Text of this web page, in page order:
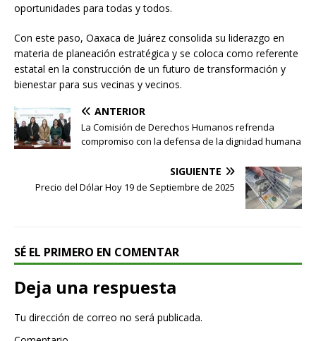
oportunidades para todas y todos.
Con este paso, Oaxaca de Juárez consolida su liderazgo en
materia de planeación estratégica y se coloca como referente
estatal en la construcción de un futuro de transformación y
bienestar para sus vecinas y vecinos.
ANTERIOR
La Comisión de Derechos Humanos refrenda
compromiso con la defensa de la dignidad humana
SIGUIENTE
Precio del Dólar Hoy 19 de Septiembre de 2025
SÉ EL PRIMERO EN COMENTAR
Deja una respuesta
Tu dirección de correo no será publicada.